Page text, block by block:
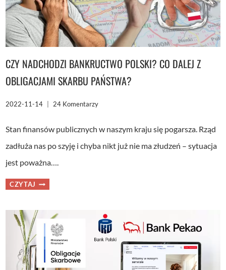
CZY NADCHODZI BANKRUCTWO POLSKI? CO DALEJ Z
OBLIGACJAMI SKARBU PAŃSTWA?
2022-11-14 24 Komentarzy
Stan finansów publicznych w naszym kraju się pogarsza. Rząd
zadłuża nas po szyję i chyba nikt już nie ma złudzeń – sytuacja
jest poważna….
CZYTAJ CZY
NADCHODZI
DALEJ
Z
OBLIGACJAMI
SKARBU
PAŃSTWA?